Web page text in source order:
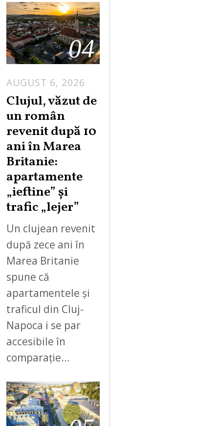
04
AUGUST 6, 2026
Clujul, văzut de
un român
revenit după 10
ani în Marea
Britanie:
apartamente
„ieftine” și
trafic „lejer”
Un clujean revenit
după zece ani în
Marea Britanie
spune că
apartamentele și
traficul din Cluj-
Napoca i se par
accesibile în
comparație…